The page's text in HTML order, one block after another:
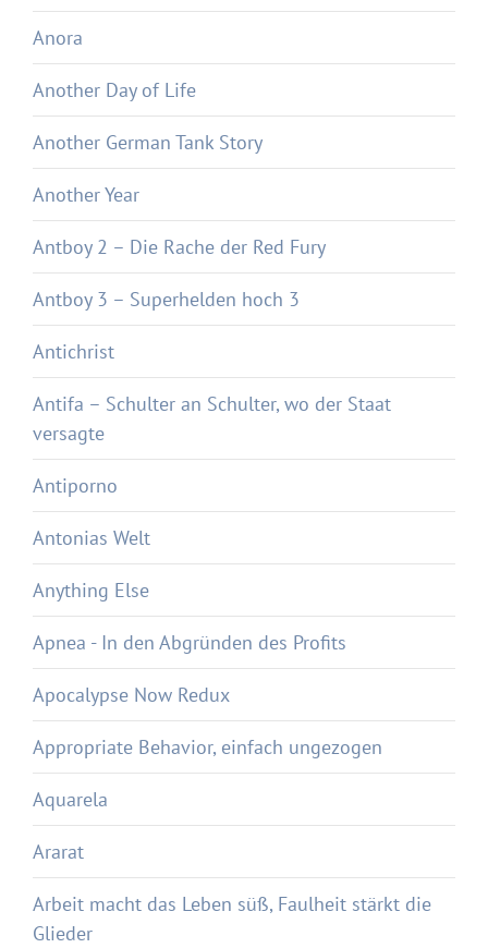
Anora
Another Day of Life
Another German Tank Story
Another Year
Antboy 2 – Die Rache der Red Fury
Antboy 3 – Superhelden hoch 3
Antichrist
Antifa – Schulter an Schulter, wo der Staat
versagte
Antiporno
Antonias Welt
Anything Else
Apnea - In den Abgründen des Profits
Apocalypse Now Redux
Appropriate Behavior, einfach ungezogen
Aquarela
Ararat
Arbeit macht das Leben süß, Faulheit stärkt die
Glieder